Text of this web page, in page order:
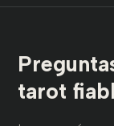
tarot